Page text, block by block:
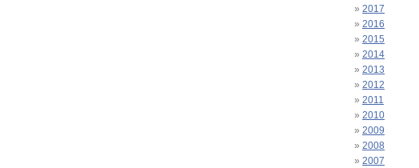
2017
2016
2015
2014
2013
2012
2011
2010
2009
2008
2007